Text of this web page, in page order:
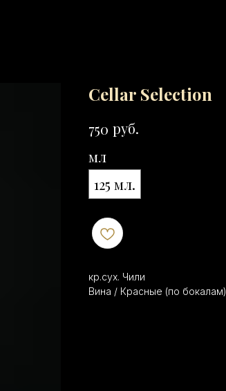
Cellar Selection
750 руб.
мл
125 мл.
кр.сух. Чили
Вина / Красные (по бокалам)